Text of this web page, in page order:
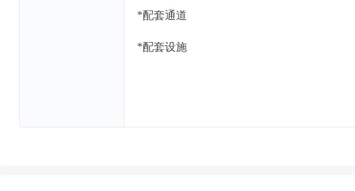
*配套通道
*配套设施